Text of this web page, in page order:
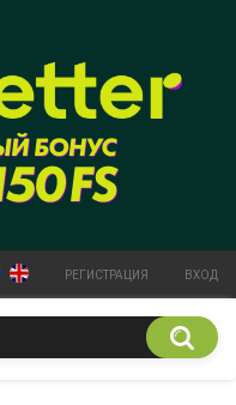
РЕГИСТРАЦИЯ ВХОД